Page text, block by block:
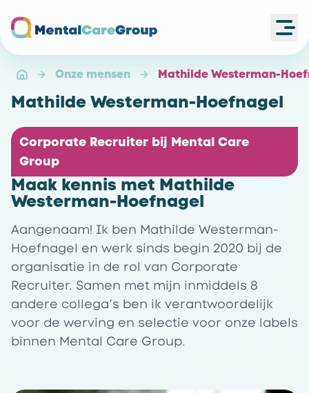
Onze mensen Mathilde Westerman-
Mathilde Westerman-Hoefnagel
Maak kennis met Mathilde
Westerman-Hoefnagel
Corporate Recruiter bij Mental Care
Group
Aangenaam! Ik ben Mathilde Westerman-
Hoefnagel en werk sinds begin 2020 bij de
organisatie in de rol van Corporate
Recruiter. Samen met mijn inmiddels 8
andere collega’s ben ik verantwoordelijk
voor de werving en selectie voor onze labels
binnen Mental Care Group.